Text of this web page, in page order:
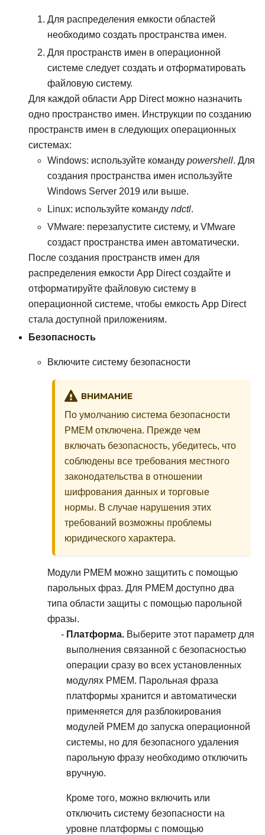
Для распределения емкости областей
необходимо создать пространства имен.
Для пространств имен в операционной
системе следует создать и отформатировать
файловую систему.
Для каждой области App Direct можно назначить
одно пространство имен. Инструкции по созданию
пространств имен в следующих операционных
системах:
Windows: используйте команду powershell. Для
создания пространства имен используйте
Windows Server 2019 или выше.
Linux: используйте команду ndctl.
VMware: перезапустите систему, и VMware
создаст пространства имен автоматически.
После создания пространств имен для
распределения емкости App Direct создайте и
отформатируйте файловую систему в
операционной системе, чтобы емкость App Direct
стала доступной приложениям.
Безопасность
Включите систему безопасности
ВНИМАНИЕ
По умолчанию система безопасности
PMEM отключена. Прежде чем
включать безопасность, убедитесь, что
соблюдены все требования местного
законодательства в отношении
шифрования данных и торговые
нормы. В случае нарушения этих
требований возможны проблемы
юридического характера.
Модули PMEM можно защитить с помощью
парольных фраз. Для PMEM доступно два
типа области защиты с помощью парольной
фразы.
Платформа. Выберите этот параметр для
выполнения связанной с безопасностью
операции сразу во всех установленных
модулях PMEM. Парольная фраза
платформы хранится и автоматически
применяется для разблокирования
модулей PMEM до запуска операционной
системы, но для безопасного удаления
парольную фразу необходимо отключить
вручную.
Кроме того, можно включить или
отключить систему безопасности на
уровне платформы с помощью